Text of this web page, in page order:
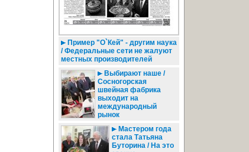
Пример "О`Кей" - другим наука
/ Федеральные сети не жалуют
местных производителей
Выбирают наше /
Сосногорская
швейная фабрика
выходит на
международный
рынок
Мастером года
стала Татьяна
Буторина / На это